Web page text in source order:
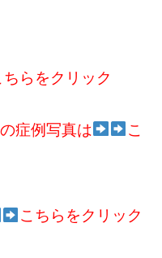
ちらをクリック
症例写真は こ
こちらをクリック